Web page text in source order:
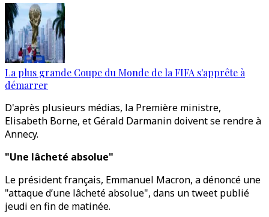
La plus grande Coupe du Monde de la FIFA s'apprête à
démarrer
D'après plusieurs médias, la Première ministre,
Elisabeth Borne, et Gérald Darmanin doivent se rendre à
Annecy.
"Une lâcheté absolue"
Le président français, Emmanuel Macron, a dénoncé une
"attaque d’une lâcheté absolue", dans un tweet publié
jeudi en fin de matinée.